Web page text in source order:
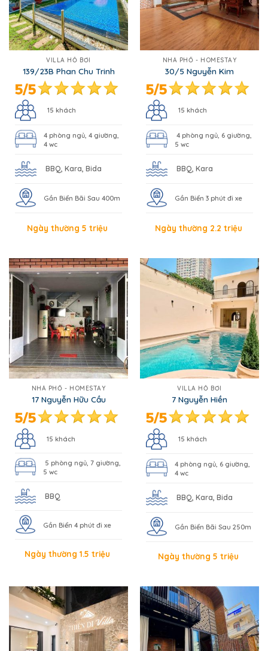
VILLA HỒ BƠI
139/23B Phan Chu Trinh
15 khách
4 phòng ngủ, 4 giường,
4 wc
BBQ, Kara, Bida
Gần Biển Bãi Sau 400m
Ngày thường 5 triệu
NHÀ PHỐ - HOMESTAY
30/5 Nguyễn Kim
15 khách
4 phòng ngủ, 6 giường,
5 wc
BBQ, Kara
Gần Biển 3 phút đi xe
Ngày thường 2.2 triệu
NHÀ PHỐ - HOMESTAY
17 Nguyễn Hữu Cầu
15 khách
5 phòng ngủ, 7 giường,
5 wc
BBQ
Gần Biển 4 phút đi xe
Ngày thường 1.5 triệu
VILLA HỒ BƠI
7 Nguyễn Hiền
15 khách
4 phòng ngủ, 6 giường,
4 wc
BBQ, Kara, Bida
Gần Biển Bãi Sau 250m
Ngày thường 5 triệu